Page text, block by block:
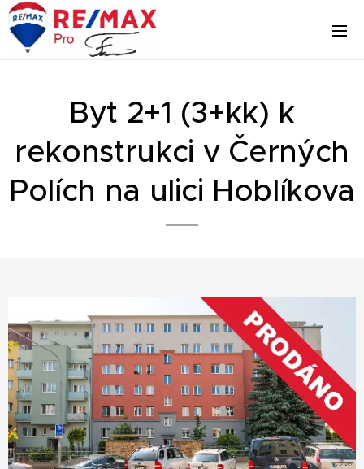
Byt 2+1 (3+kk) k
rekonstrukci v Černých
Polích na ulici Hoblíkova